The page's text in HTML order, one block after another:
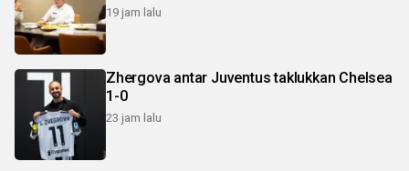
19 jam lalu
Zhergova antar Juventus taklukkan Chelsea
1-0
23 jam lalu